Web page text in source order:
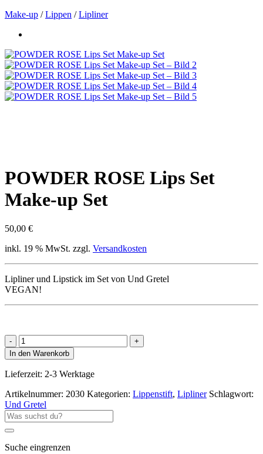
Make-up / Lippen / Lipliner
POWDER ROSE Lips Set
Make-up Set
50,00 €
inkl. 19 % MwSt. zzgl. Versandkosten
Lipliner und Lipstick im Set von Und Gretel
VEGAN!
POWDER
ROSE
Lips
Set
up
Set
Menge
In den Warenkorb
Lieferzeit: 2-3 Werktage
Artikelnummer: 2030 Kategorien: Lippenstift, Lipliner Schlagwort:
Und Gretel
Suche
nach:
Suche eingrenzen